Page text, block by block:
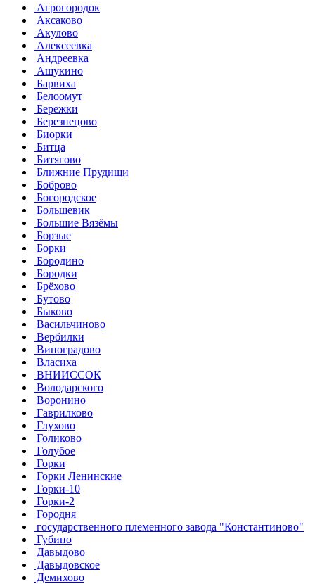
Агрогородок
Аксаково
Акулово
Алексеевка
Андреевка
Ашукино
Барвиха
Белоомут
Бережки
Березнецово
Биорки
Битца
Битягово
Ближние Прудищи
Боброво
Богородское
Большевик
Большие Вязёмы
Борзые
Борки
Бородино
Бородки
Брёхово
Бутово
Быково
Васильчиново
Вербилки
Виноградово
Власиха
ВНИИССОК
Володарского
Воронино
Гаврилково
Глухово
Голиково
Голубое
Горки
Горки Ленинские
Горки-10
Горки-2
Городня
государственного племенного завода "Константиново"
Губино
Давыдово
Давыдовское
Демихово